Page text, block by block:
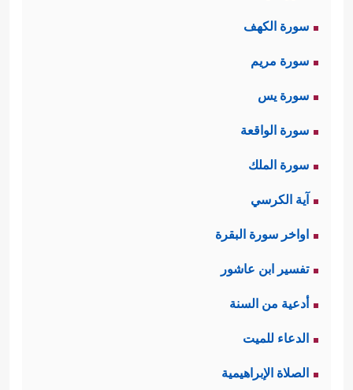
سورة الكهف
سورة مريم
سورة يس
سورة الواقعة
سورة الملك
آية الكرسي
اواخر سورة البقرة
تفسير ابن عاشور
أدعية من السنة
الدعاء للميت
الصلاة الإبراهيمية